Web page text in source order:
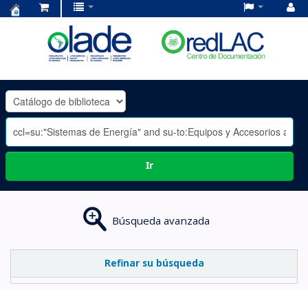
OLADE
-
Ir
Búsqueda avanzada
Refinar su búsqueda